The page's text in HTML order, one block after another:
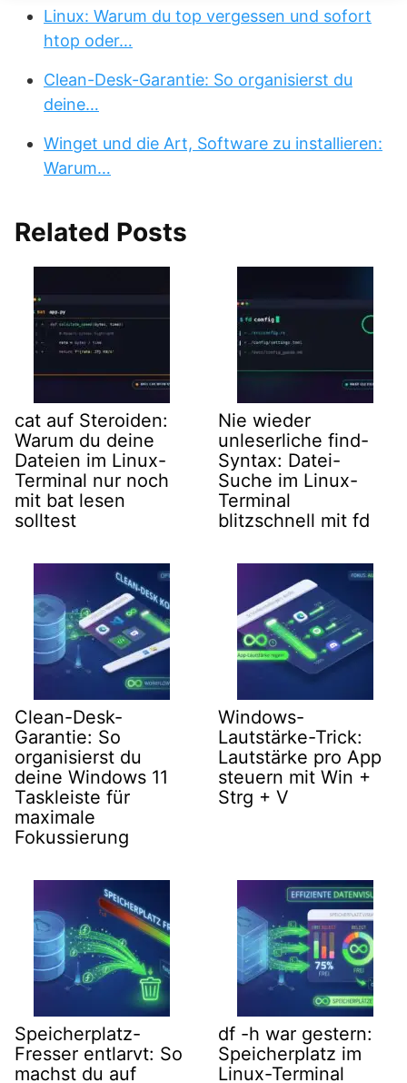
Linux: Warum du top vergessen und sofort
htop oder…
Clean-Desk-Garantie: So organisierst du
deine…
Winget und die Art, Software zu installieren:
Warum…
Related Posts
cat auf Steroiden:
Warum du deine
Dateien im Linux-
Terminal nur noch
mit bat lesen
solltest
Nie wieder
unleserliche find-
Syntax: Datei-
Suche im Linux-
Terminal
blitzschnell mit fd
Clean-Desk-
Garantie: So
organisierst du
deine Windows 11
Taskleiste für
maximale
Fokussierung
Windows-
Lautstärke-Trick:
Lautstärke pro App
steuern mit Win +
Strg + V
Speicherplatz-
Fresser entlarvt: So
machst du auf
df -h war gestern:
Speicherplatz im
Linux-Terminal